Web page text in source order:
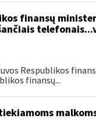
finansų
Respublikos
finansų...